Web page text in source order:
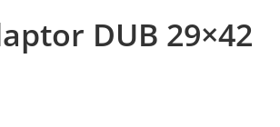
DUB 29×42